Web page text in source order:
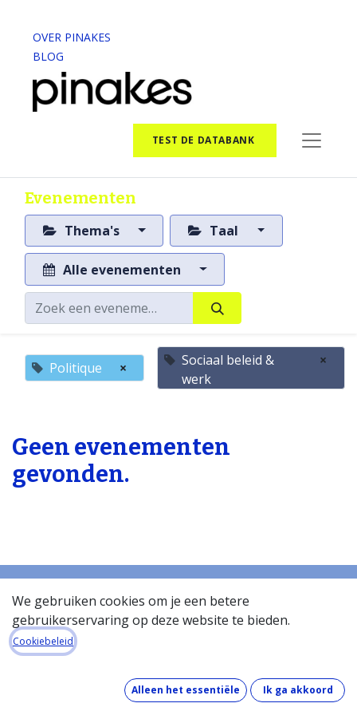
OVER PINAKES
BLOG
TEST DE DATABANK
Evenementen
Thema's Taal
Alle evenementen
Politique ×
Sociaal beleid &
werk
×
Geen evenementen
gevonden.
Startpagina
Over de databank
Hoe werkt de databank?
Wat zit er in de databank?
We gebruiken cookies om je een betere
gebruikerservaring op deze website te bieden.
Cookiebeleid
Alleen het essentiële Ik ga akkoord